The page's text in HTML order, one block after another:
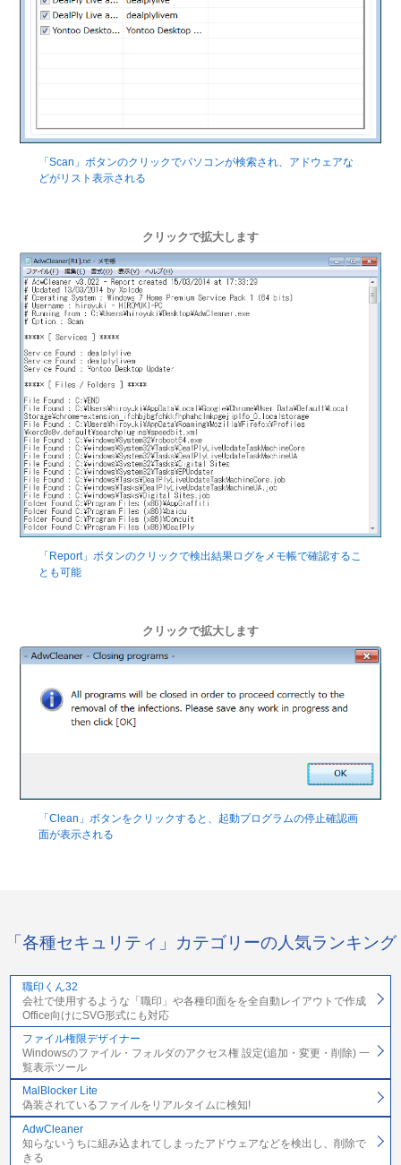
「Scan」ボタンのクリックでパソコンが検索され、アドウェアな
どがリスト表示される
クリックで拡大します
「Report」ボタンのクリックで検出結果ログをメモ帳で確認するこ
とも可能
クリックで拡大します
「Clean」ボタンをクリックすると、起動プログラムの停止確認画
面が表示される
「各種セキュリティ」カテゴリーの人気ランキング
職印くん32
会社で使用するような「職印」や各種印面をを全自動レイアウトで作成
Office向けにSVG形式にも対応
ファイル権限デザイナー
Windowsのファイル・フォルダのアクセス権 設定(追加・変更・削除) 一
覧表示ツール
MalBlocker Lite
偽装されているファイルをリアルタイムに検知!
AdwCleaner
知らないうちに組み込まれてしまったアドウェアなどを検出し、削除で
きる